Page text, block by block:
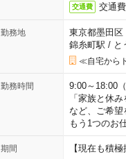
交通費 交通
勤務地
東京都墨田区
錦糸町駅 / と
≪自宅から
勤務時間
9:00～18:00
「家族と休
など、ご希
もう1つのお
期間 【現在も積